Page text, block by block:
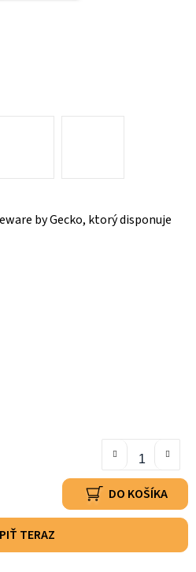
by Gecko, ktorý disponuje
DO KOŠÍKA
TERAZ